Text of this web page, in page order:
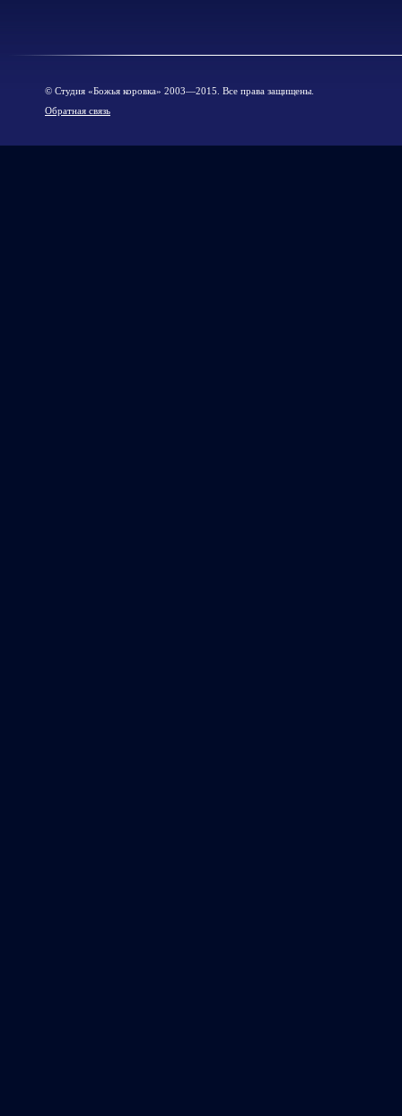
© Cтудия «Божья коровка» 2003—2015. Все права защищены.
Обратная связь